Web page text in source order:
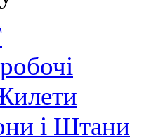
і Штани